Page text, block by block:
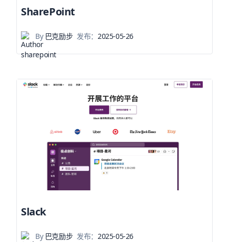
SharePoint
By巴克励步 发布： 2025-05-26
Slack
By巴克励步 发布：2025-05-26